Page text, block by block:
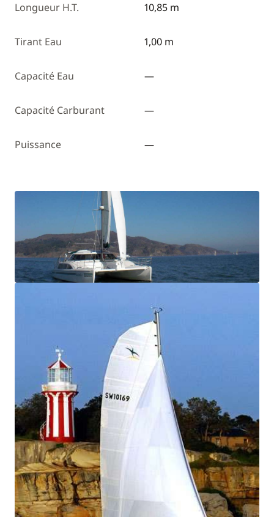
Longueur H.T. 10,85 m
Tirant Eau 1,00 m
Capacité Eau —
Capacité Carburant —
Puissance —